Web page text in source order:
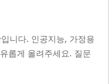
니다. 인공지능, 가정용
롭게 올려주세요. 질문